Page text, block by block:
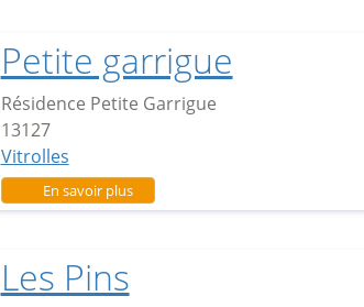
Petite garrigue
Résidence Petite Garrigue
13127
Vitrolles
En savoir plussur Petite garrigue
Les Pins